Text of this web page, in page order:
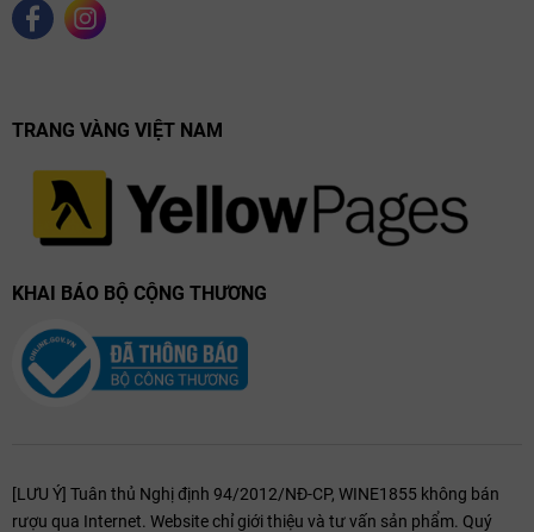
TRANG VÀNG VIỆT NAM
KHAI BÁO BỘ CỘNG THƯƠNG
[LƯU Ý] Tuân thủ Nghị định 94/2012/NĐ-CP, WINE1855 không bán
rượu qua Internet. Website chỉ giới thiệu và tư vấn sản phẩm. Quý